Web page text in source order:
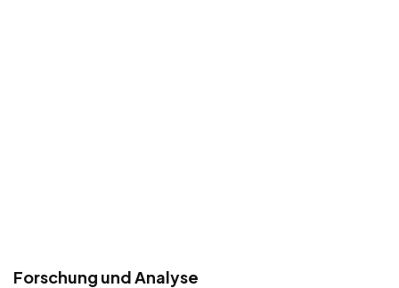
Forschung und Analyse